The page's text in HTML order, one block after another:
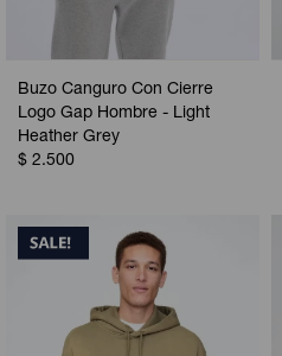
Buzo Canguro Con Cierre
Logo Gap Hombre - Light
Heather Grey
$ 2.500